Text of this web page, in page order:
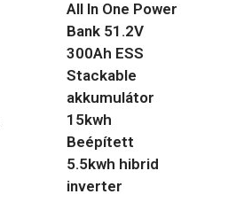
All In One Power
Bank 51.2V
300Ah ESS
Stackable
akkumulátor
15kwh
Beépített
5.5kwh hibrid
inverter